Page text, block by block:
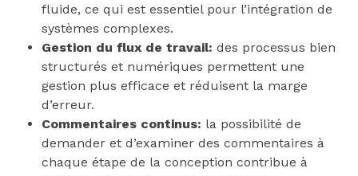
fluide, ce qui est essentiel pour l’intégration de
systèmes complexes.
Gestion du flux de travail: des processus bien
structurés et numériques permettent une
gestion plus efficace et réduisent la marge
d’erreur.
Commentaires continus: la possibilité de
demander et d’examiner des commentaires à
chaque étape de la conception contribue à